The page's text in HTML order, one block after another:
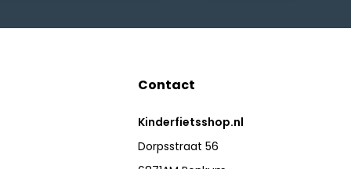
Contact
Kinderfietsshop.nl
Dorpsstraat 56